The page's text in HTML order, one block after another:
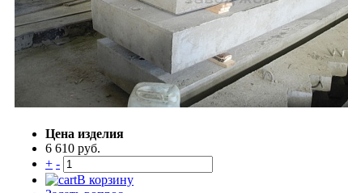
Цена изделия
6 610 руб.
+ -
В корзину